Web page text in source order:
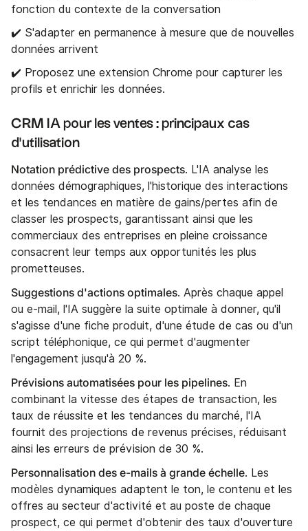
fonction du contexte de la conversation
✔️ S'adapter en permanence à mesure que de nouvelles
données arrivent
✔️ Proposez une extension Chrome pour capturer les
profils et enrichir les données.
CRM IA pour les ventes : principaux cas
d'utilisation
Notation prédictive des prospects. L'IA analyse les
données démographiques, l'historique des interactions
et les tendances en matière de gains/pertes afin de
classer les prospects, garantissant ainsi que les
commerciaux des entreprises en pleine croissance
consacrent leur temps aux opportunités les plus
prometteuses.
Suggestions d'actions optimales. Après chaque appel
ou e-mail, l'IA suggère la suite optimale à donner, qu'il
s'agisse d'une fiche produit, d'une étude de cas ou d'un
script téléphonique, ce qui permet d'augmenter
l'engagement jusqu'à 20 %.
Prévisions automatisées pour les pipelines. En
combinant la vitesse des étapes de transaction, les
taux de réussite et les tendances du marché, l'IA
fournit des projections de revenus précises, réduisant
ainsi les erreurs de prévision de 30 %.
Personnalisation des e-mails à grande échelle. Les
modèles dynamiques adaptent le ton, le contenu et les
offres au secteur d'activité et au poste de chaque
prospect, ce qui permet d'obtenir des taux d'ouverture